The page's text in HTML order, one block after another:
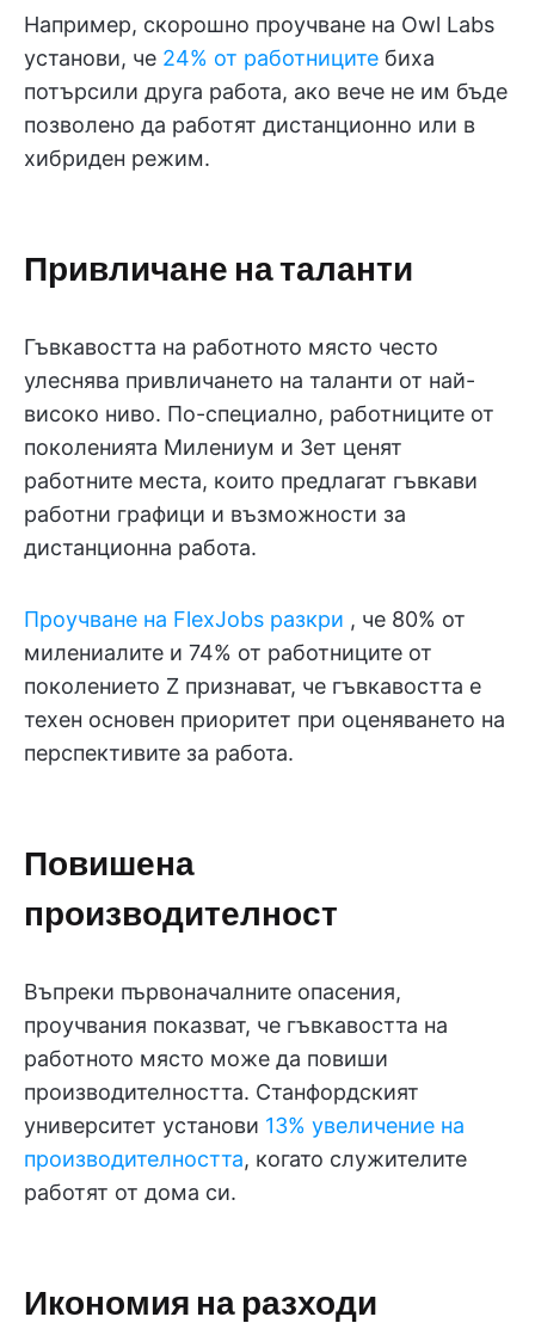
Например, скорошно проучване на Owl Labs
установи, че 24% от работниците биха
потърсили друга работа, ако вече не им бъде
позволено да работят дистанционно или в
хибриден режим.
Привличане на таланти
Гъвкавостта на работното място често
улеснява привличането на таланти от най-
високо ниво. По-специално, работниците от
поколенията Милениум и Зет ценят
работните места, които предлагат гъвкави
работни графици и възможности за
дистанционна работа.
Проучване на FlexJobs разкри , че 80% от
милениалите и 74% от работниците от
поколението Z признават, че гъвкавостта е
техен основен приоритет при оценяването на
перспективите за работа.
Повишена
производителност
Въпреки първоначалните опасения,
проучвания показват, че гъвкавостта на
работното място може да повиши
производителността. Станфордският
университет установи 13% увеличение на
производителността, когато служителите
работят от дома си.
Икономия на разходи